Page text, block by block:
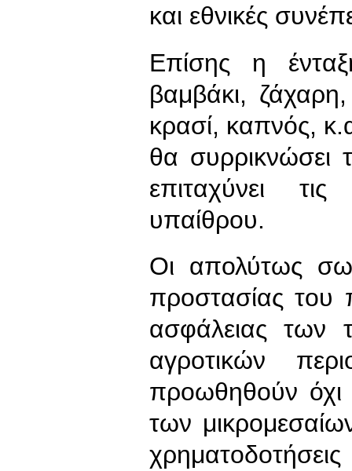
και εθνικές
Επίσης η
βαμβάκι,
κρασί, καπνός,
θα συρρικνώσει
επιταχύνει
υπαίθρου.
Οι απολύτως
προστασίας του
ασφάλειας των
αγροτικών
προωθηθούν όχι
των